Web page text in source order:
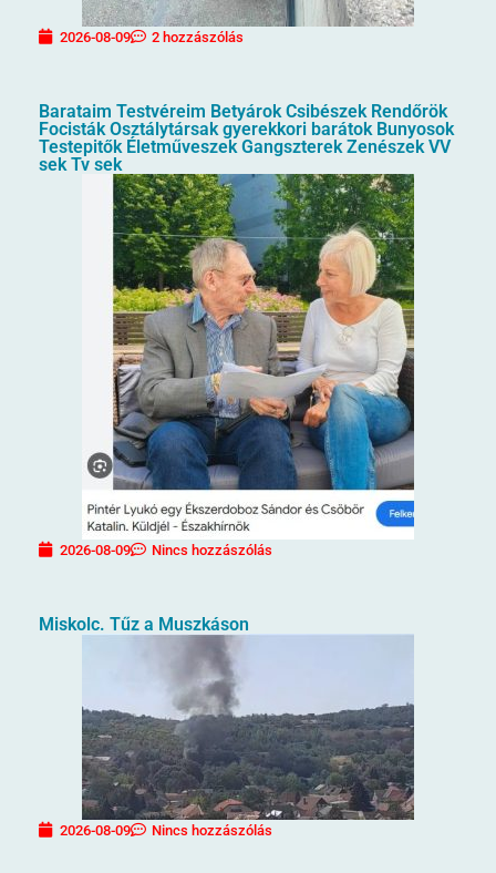
2026-08-09 2 hozzászólás
Barataim Testvéreim Betyárok Csibészek Rendőrök
Focisták Osztálytársak gyerekkori barátok Bunyosok
Testepitők Életműveszek Gangszterek Zenészek VV
sek Tv sek
2026-08-09 Nincs hozzászólás
Miskolc. Tűz a Muszkáson
2026-08-09 Nincs hozzászólás